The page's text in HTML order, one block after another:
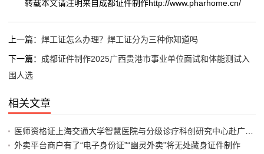
转载本文请注明来自成都证件制作http://www.pharhome.cn/
上一篇： 焊工证怎么办理？焊工证分为三种你知道吗
下一篇： 成都证件制作2025广西贵港市事业单位面试和体能测试入
围人选
相关文章
外卖平台商户有了“电子身份证”“幽灵外卖”将无处藏身证件制作